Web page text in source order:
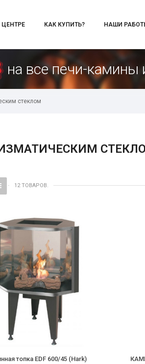
ЦЕНТРЕ КАК КУПИТЬ? НАШИ
на все печи-камины
стеклом
12 ТОВАРОВ.
топка EDF 600/45 (Hark)